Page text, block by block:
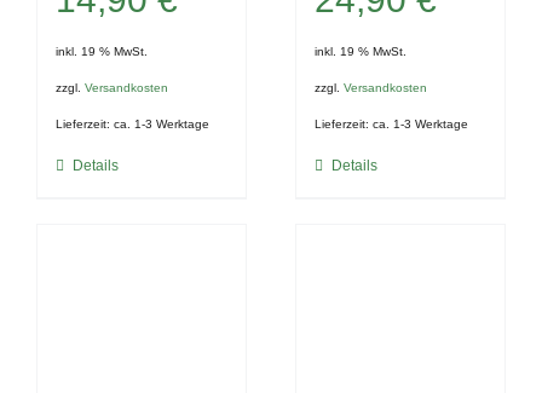
inkl. 19 % MwSt.
zzgl. Versandkosten
Lieferzeit: ca. 1-3 Werktage
Details
inkl. 19 % MwSt.
zzgl.Versandkosten
Lieferzeit:ca. 1-3 Werktage
Details